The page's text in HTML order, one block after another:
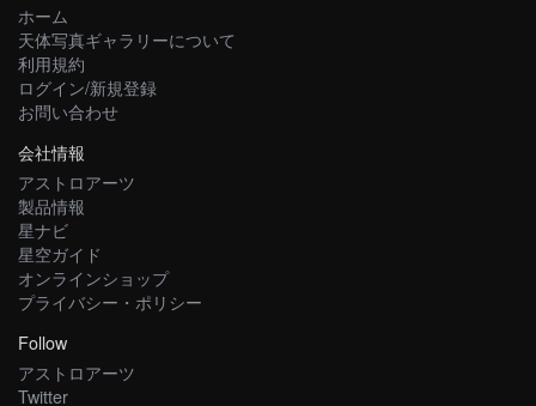
ホーム
天体写真ギャラリーについて
利用規約
ログイン/新規登録
お問い合わせ
会社情報
アストロアーツ
製品情報
星ナビ
星空ガイド
オンラインショップ
プライバシー・ポリシー
Follow
アストロアーツ
Twitter